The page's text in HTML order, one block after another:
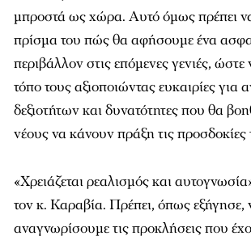
μπροστά ως χώρα. Αυτό όμως πρέπει
πρίσμα του πώς θα αφήσουμε ένα
περιβάλλον στις επόμενες γενιές,
τόπο τους αξιοποιώντας ευκαιρίες για
δεξιοτήτων και δυνατότητες που θα
νέους να κάνουν πράξη τις προσδοκίες
«Χρειάζεται ρεαλισμός και
τον κ. Καραβία. Πρέπει, όπως εξήγησε,
αναγνωρίσουμε τις προκλήσεις που